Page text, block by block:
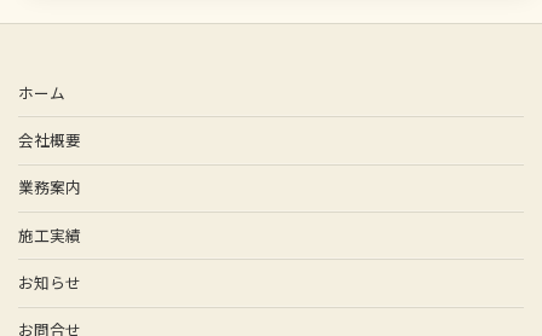
ホーム
会社概要
業務案内
施工実績
お知らせ
お問合せ